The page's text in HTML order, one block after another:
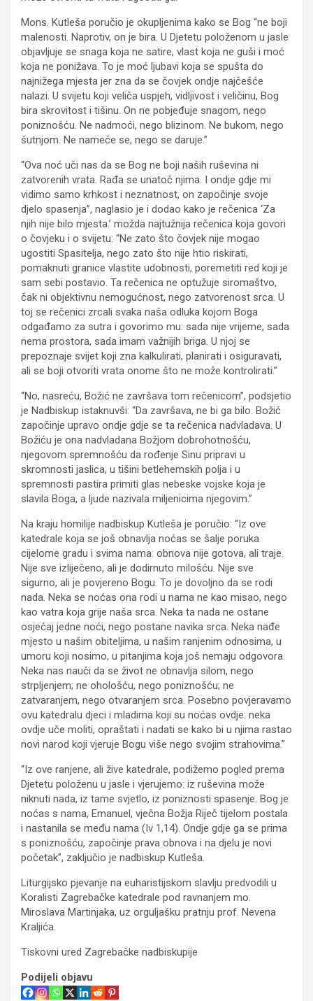
Mons. Kutleša poručio je okupljenima kako se Bog “ne boji
malenosti. Naprotiv, on je bira. U Djetetu položenom u jasle
objavljuje se snaga koja ne satire, vlast koja ne guši i moć
koja ne ponižava. To je moć ljubavi koja se spušta do
najnižega mjesta jer zna da se čovjek ondje najčešće
nalazi. U svijetu koji veliča uspjeh, vidljivost i veličinu, Bog
bira skrovitost i tišinu. On ne pobjeđuje snagom, nego
poniznošću. Ne nadmoći, nego blizinom. Ne bukom, nego
šutnjom. Ne nameće se, nego se daruje.”
“Ova noć uči nas da se Bog ne boji naših ruševina ni
zatvorenih vrata. Rađa se unatoč njima. I ondje gdje mi
vidimo samo krhkost i neznatnost, on započinje svoje
djelo spasenja”, naglasio je i dodao kako je rečenica ‘Za
njih nije bilo mjesta.’ možda najtužnija rečenica koja govori
o čovjeku i o svijetu: “Ne zato što čovjek nije mogao
ugostiti Spasitelja, nego zato što nije htio riskirati,
pomaknuti granice vlastite udobnosti, poremetiti red koji je
sam sebi postavio. Ta rečenica ne optužuje siromaštvo,
čak ni objektivnu nemogućnost, nego zatvorenost srca. U
toj se rečenici zrcali svaka naša odluka kojom Boga
odgađamo za sutra i govorimo mu: sada nije vrijeme, sada
nema prostora, sada imam važnijih briga. U njoj se
prepoznaje svijet koji zna kalkulirati, planirati i osiguravati,
ali se boji otvoriti vrata onome što ne može kontrolirati.”
“No, nasreću, Božić ne završava tom rečenicom”, podsjetio
je Nadbiskup istaknuvši: “Da završava, ne bi ga bilo. Božić
započinje upravo ondje gdje se ta rečenica nadvladava. U
Božiću je ona nadvladana Božjom dobrohotnošću,
njegovom spremnošću da rođenje Sinu pripravi u
skromnosti jaslica, u tišini betlehemskih polja i u
spremnosti pastira primiti glas nebeske vojske koja je
slavila Boga, a ljude nazivala miljenicima njegovim.”
Na kraju homilije nadbiskup Kutleša je poručio: “Iz ove
katedrale koja se još obnavlja noćas se šalje poruka
cijelome gradu i svima nama: obnova nije gotova, ali traje.
Nije sve izliječeno, ali je dodirnuto milošću. Nije sve
sigurno, ali je povjereno Bogu. To je dovoljno da se rodi
nada. Neka se noćas ona rodi u nama ne kao misao, nego
kao vatra koja grije naša srca. Neka ta nada ne ostane
osjećaj jedne noći, nego postane navika srca. Neka nađe
mjesto u našim obiteljima, u našim ranjenim odnosima, u
umoru koji nosimo, u pitanjima koja još nemaju odgovora.
Neka nas nauči da se život ne obnavlja silom, nego
strpljenjem; ne ohološću, nego poniznošću; ne
zatvaranjem, nego otvaranjem srca. Posebno povjeravamo
ovu katedralu djeci i mladima koji su noćas ovdje: neka
ovdje uče moliti, opraštati i nadati se kako bi u njima rastao
novi narod koji vjeruje Bogu više nego svojim strahovima.”
“Iz ove ranjene, ali žive katedrale, podižemo pogled prema
Djetetu položenu u jasle i vjerujemo: iz ruševina može
niknuti nada, iz tame svjetlo, iz poniznosti spasenje. Bog je
noćas s nama, Emanuel, vječna Božja Riječ tijelom postala
i nastanila se među nama (Iv 1,14). Ondje gdje ga se prima
s poniznošću, započinje prava obnova i na djelu je novi
početak”, zaključio je nadbiskup Kutleša.
Liturgijsko pjevanje na euharistijskom slavlju predvodili u
Koralisti Zagrebačke katedrale pod ravnanjem mo.
Miroslava Martinjaka, uz orguljašku pratnju prof. Nevena
Kraljića.
Tiskovni ured Zagrebačke nadbiskupije
Podijeli objavu